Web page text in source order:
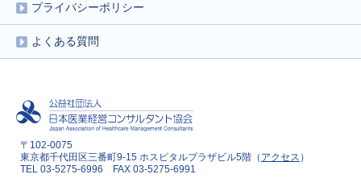
プライバシーポリシー
よくある質問
〒102-0075
東京都千代田区三番町9-15 ホスピタルプラザビル5階（ アクセス ）
TEL 03-5275-6996 FAX 03-5275-6991